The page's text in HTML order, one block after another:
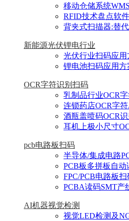
移动仓储系统WMS
RFID技术盘点软件
背夹式扫描器:替
新能源光伏锂电行业
光伏行业扫码应用
锂电池扫码应用方
OCR字符识别扫码
乳制品行业OCR
连锁药店OCR字
酒瓶盖喷码OCR
耳机上极小尺寸
pcb电路板扫码
半导体/集成电路
PCB板多拼板自动
FPC/PCB电路板
PCBA读码SMT产
AI机器视觉检测
视觉LED检测及